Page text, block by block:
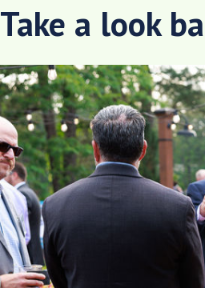
Take a look